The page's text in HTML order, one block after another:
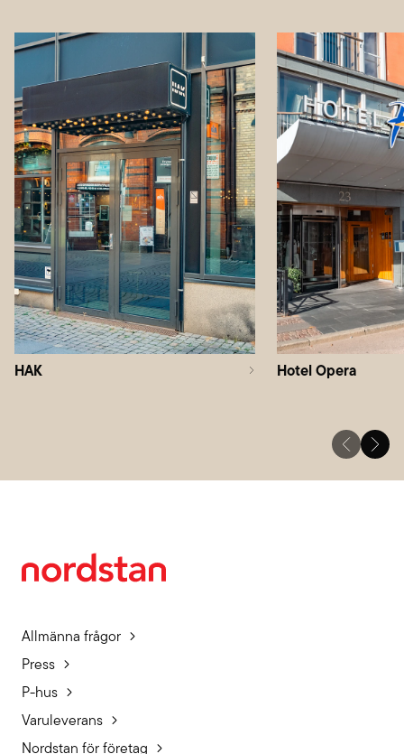
HAK Hotel Opera
Allmänna frågor
Press
P-hus
Varuleverans
Nordstan för företag